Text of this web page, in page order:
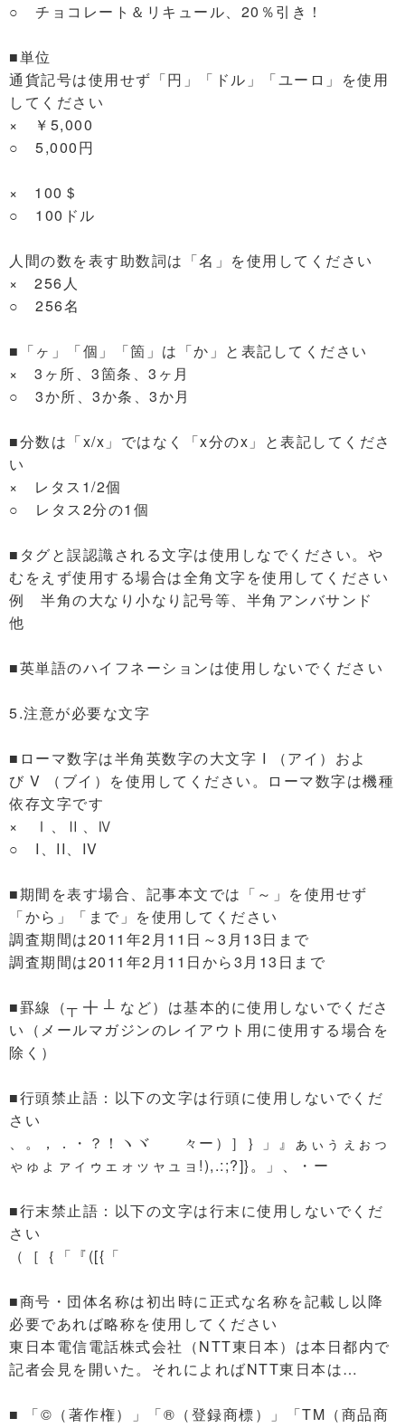
○ チョコレート＆リキュール、20％引き！
■単位
通貨記号は使用せず「円」「ドル」「ユーロ」を使用
してください
× ￥5,000
○ 5,000円
× 100＄
○ 100ドル
人間の数を表す助数詞は「名」を使用してください
× 256人
○ 256名
■「ヶ」「個」「箇」は「か」と表記してください
× 3ヶ所、3箇条、3ヶ月
○ 3か所、3か条、3か月
■分数は「x/x」ではなく「x分のx」と表記してくださ
い
× レタス1/2個
○ レタス2分の1個
■タグと誤認識される文字は使用しなでください。や
むをえず使用する場合は全角文字を使用してください
例 半角の大なり小なり記号等、半角アンバサンド
他
■英単語のハイフネーションは使用しないでください
5.注意が必要な文字
■ローマ数字は半角英数字の大文字 I （アイ）およ
び V （ブイ）を使用してください。ローマ数字は機種
依存文字です
× Ⅰ、Ⅱ、Ⅳ
○ I、II、IV
■期間を表す場合、記事本文では「～」を使用せず
「から」「まで」を使用してください
調査期間は2011年2月11日～3月13日まで
調査期間は2011年2月11日から3月13日まで
■罫線（┬ ╋ ┴ など）は基本的に使用しないでくださ
い（メールマガジンのレイアウト用に使用する場合を
除く）
■行頭禁止語：以下の文字は行頭に使用しないでくだ
さい
、。，．・？！ヽヾゝゞ々ー）］｝」』ぁぃぅぇぉっ
ゃゅょァィゥェォッャュョ!),.:;?]}。」、・ー
■行末禁止語：以下の文字は行末に使用しないでくだ
さい
（［｛「『([{「
■商号・団体名称は初出時に正式な名称を記載し以降
必要であれば略称を使用してください
東日本電信電話株式会社（NTT東日本）は本日都内で
記者会見を開いた。それによればNTT東日本は…
■ 「©（著作権）」「®（登録商標）」「TM（商品商